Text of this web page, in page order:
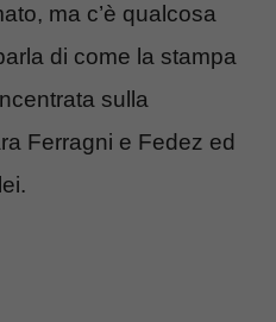
ma c’è qualcosa
di come la stampa
sulla
Ferragni e Fedez ed